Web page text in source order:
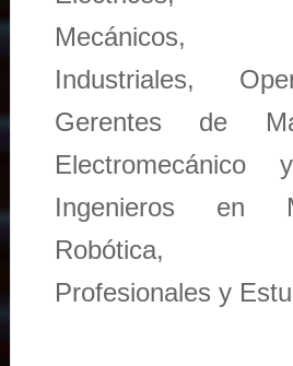
Mecánicos,
Industriales,
Gerentes de
Electromecánico
Ingenieros en
Robótica,
Profesionales y